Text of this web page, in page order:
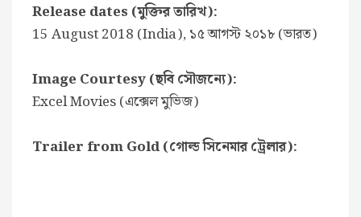
Release dates (মুক্তির তারিখ):
15 August 2018 (India), ১৫ আগস্ট ২০১৮ (ভারত)
Image Courtesy (ছবি সৌজন্যে):
Excel Movies (এক্সেল মুভিজ)
Trailer from Gold (গোল্ড সিনেমার ট্রেলার):